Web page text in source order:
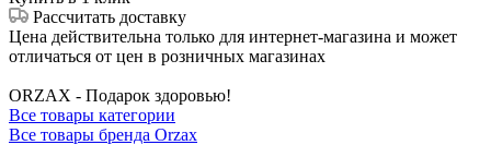
Рассчитать доставку
Цена действительна только для интернет-магазина и может
отличаться от цен в розничных магазинах
ORZAX - Подарок здоровью!
Все товары категории
Все товары бренда Orzax